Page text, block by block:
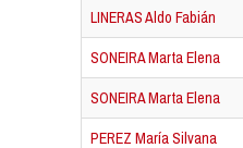
LINERAS Aldo Fabián
SONEIRA Marta Elena
SONEIRA Marta Elena
PEREZ María Silvana